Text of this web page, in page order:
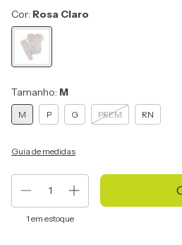
Cor: Rosa Claro
Tamanho: M
M P G PREM RN
Guia de medidas
1 em estoque